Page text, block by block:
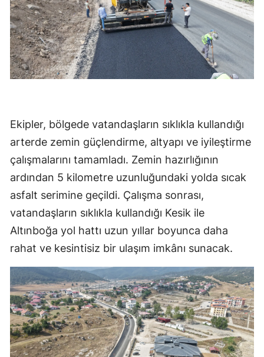
Ekipler, bölgede vatandaşların sıklıkla kullandığı
arterde zemin güçlendirme, altyapı ve iyileştirme
çalışmalarını tamamladı. Zemin hazırlığının
ardından 5 kilometre uzunluğundaki yolda sıcak
asfalt serimine geçildi. Çalışma sonrası,
vatandaşların sıklıkla kullandığı Kesik ile
Altınboğa yol hattı uzun yıllar boyunca daha
rahat ve kesintisiz bir ulaşım imkânı sunacak.